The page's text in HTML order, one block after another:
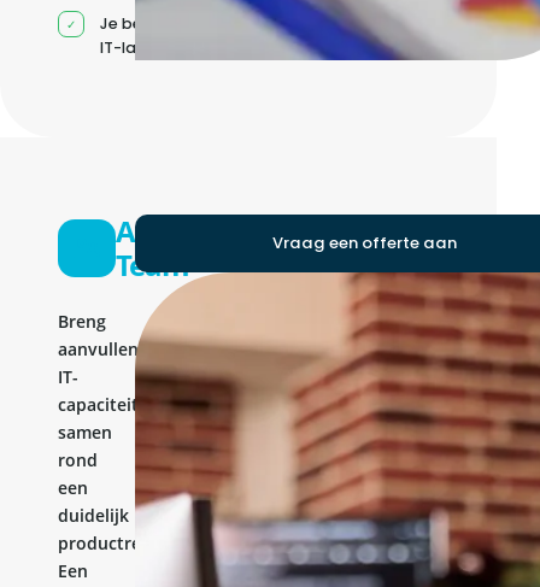
Je beheert jouw eigen
IT-landschap
API
Team
Breng
aanvullende
IT-
capaciteit
samen
rond
een
duidelijk
productresultaat.
Een
Vraag een offerte aan